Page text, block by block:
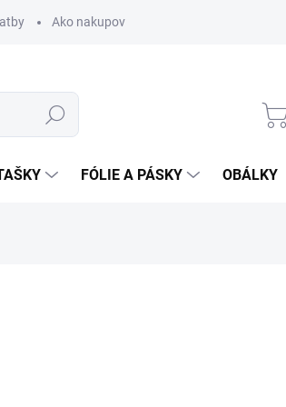
Ako nakupovať
Hľadať
FÓLIE A PÁSKY OBÁLKY